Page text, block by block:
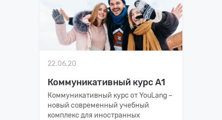
22.06.20
Коммуникативный курс А1
Коммуникативный курс от YouLang –
новый современный учебный
комплекс для иностранных